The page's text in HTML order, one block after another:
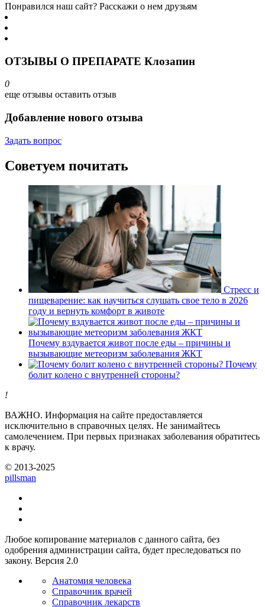
Понравился наш сайт? Расскажи о нем друзьям
ОТЗЫВЫ О ПРЕПАРАТЕ Клозапин
0
еще отзывы оставить отзыв
Добавление нового отзыва
Задать вопрос
Советуем почитать
Стресс и
пищеварение: как научиться слушать свое тело в 2026
году и вернуть комфорт в животе
Почему вздувается живот после еды – причины и
вызывающие метеоризм заболевания ЖКТ
Почему
болит колено с внутренней стороны?
!
ВАЖНО. Информация на сайте предоставляется
исключительно в справочных целях. Не занимайтесь
самолечением. При первых признаках заболевания обратитесь
к врачу.
© 2013-2025
pillsman
Любое копирование материалов с данного сайта, без
одобрения администрации сайта, будет преследоваться по
закону. Версия 2.0
Анатомия человека
Справочник врачей
Справочник лекарств